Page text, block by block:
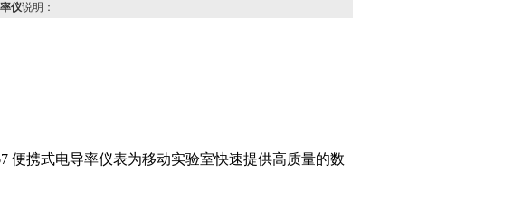
仪说明：
便携式电导率仪表为移动实验室快速提供高质量的数